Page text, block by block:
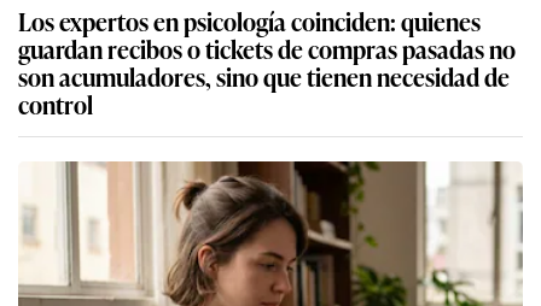
Los expertos en psicología coinciden: quienes
guardan recibos o tickets de compras pasadas no
son acumuladores, sino que tienen necesidad de
control